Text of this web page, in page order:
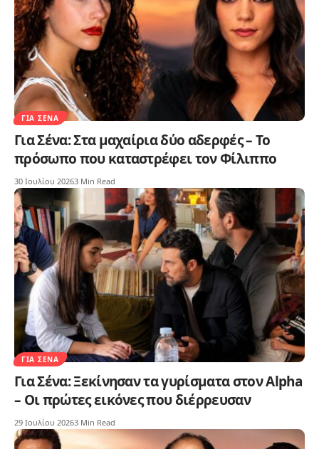
ΓΙΑ ΣΈΝΑ
Για Σένα: Στα μαχαίρια δύο αδερφές – Το
πρόσωπο που καταστρέφει τον Φίλιππο
30 Ιουλίου 20263 Min Read
ΓΙΑ ΣΈΝΑ
Για Σένα: Ξεκίνησαν τα γυρίσματα στον Alpha
– Οι πρώτες εικόνες που διέρρευσαν
29 Ιουλίου 20263 Min Read